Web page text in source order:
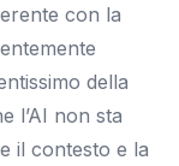
con la
della
l’AI non sta
il contesto e la